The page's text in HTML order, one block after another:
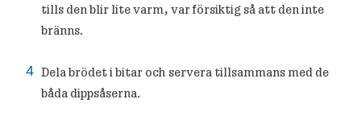
tills den blir lite varm, var försiktig så att den inte
bränns.
Dela brödet i bitar och servera tillsammans med de
båda dippsåserna.